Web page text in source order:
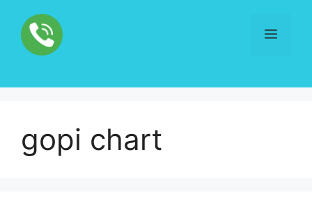
content
Menu
gopi chart